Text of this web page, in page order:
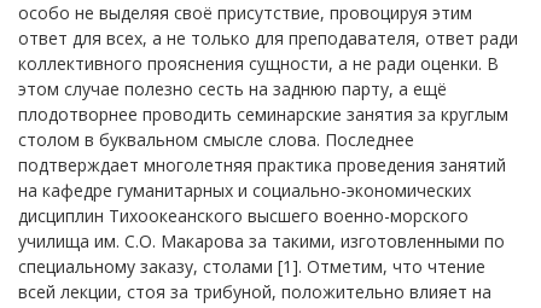
особо не выделяя своё присутствие, провоцируя этим
ответ для всех, а не только для преподавателя, ответ ради
коллективного прояснения сущности, а не ради оценки. В
этом случае полезно сесть на заднюю парту, а ещё
плодотворнее проводить семинарские занятия за круглым
столом в буквальном смысле слова. Последнее
подтверждает многолетняя практика проведения занятий
на кафедре гуманитарных и социально-экономических
дисциплин Тихоокеанского высшего военно-морского
училища им. С.О. Макарова за такими, изготовленными по
специальному заказу, столами [1]. Отметим, что чтение
всей лекции, стоя за трибуной, положительно влияет на